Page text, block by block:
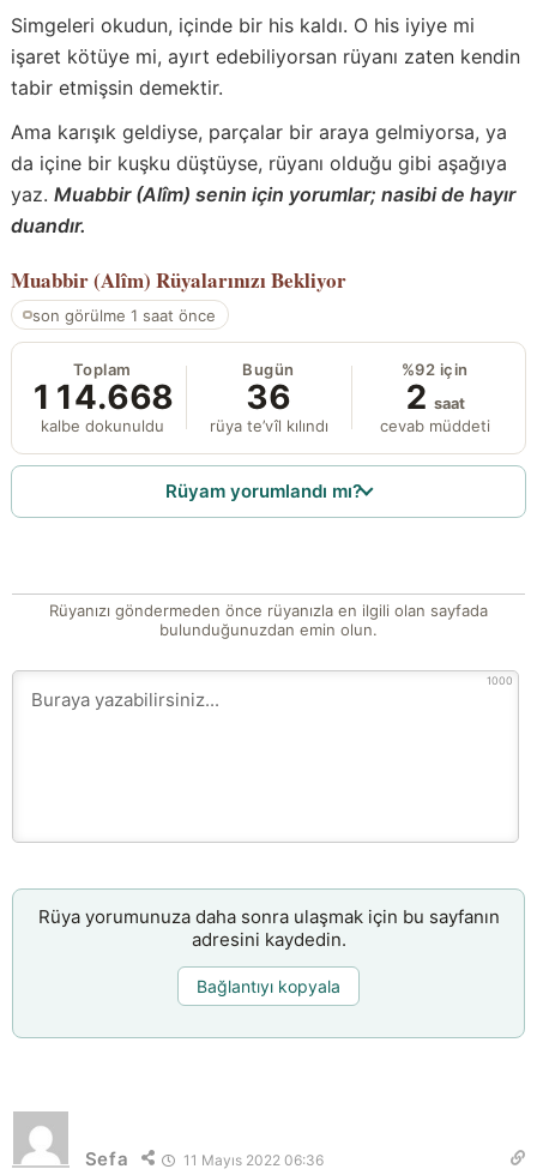
Simgeleri okudun, içinde bir his kaldı. O his iyiye mi
işaret kötüye mi, ayırt edebiliyorsan rüyanı zaten kendin
tabir etmişsin demektir.
Ama karışık geldiyse, parçalar bir araya gelmiyorsa, ya
da içine bir kuşku düştüyse, rüyanı olduğu gibi aşağıya
yaz. Muabbir (Alîm) senin için yorumlar; nasibi de hayır
duandır.
Muabbir (Alîm) Rüyalarınızı Bekliyor
son görülme 1 saat önce
Toplam
114.668
kalbe dokunuldu
Bugün
36
rüya te’vîl kılındı
%92 için
2 saat
cevab müddeti
Rüyam yorumlandı mı?
Rüyanızı göndermeden önce rüyanızla en ilgili olan sayfada
bulunduğunuzdan emin olun.
1000
Rüya yorumunuza daha sonra ulaşmak için bu sayfanın
adresini kaydedin.
Bağlantıyı kopyala
Sefa 11 Mayıs 2022 06:36